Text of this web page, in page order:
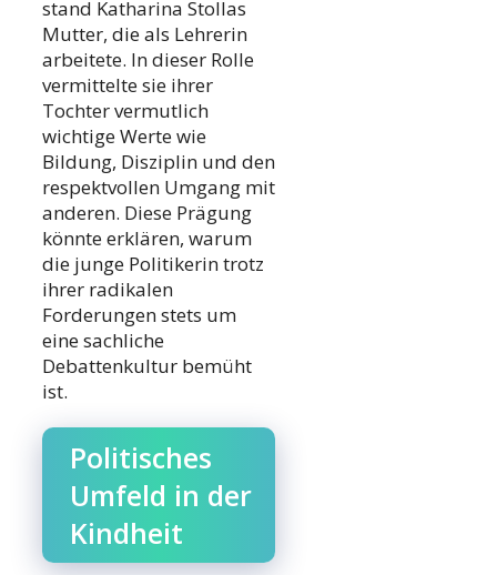
stand Katharina Stollas
Mutter, die als Lehrerin
arbeitete. In dieser Rolle
vermittelte sie ihrer
Tochter vermutlich
wichtige Werte wie
Bildung, Disziplin und den
respektvollen Umgang mit
anderen. Diese Prägung
könnte erklären, warum
die junge Politikerin trotz
ihrer radikalen
Forderungen stets um
eine sachliche
Debattenkultur bemüht
ist.
Politisches
Umfeld in der
Kindheit